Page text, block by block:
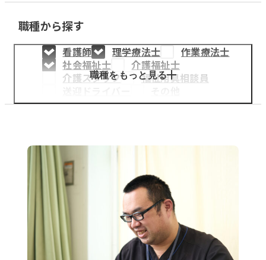
採用情報
医療・介護事業
募集職種
お知らせ
ENTRY
職種から探す
看護師 理学療法士
作業療法士
社会福祉士
介護福祉士
介護スタッフ
福祉用具相談員
職種をもっと見る